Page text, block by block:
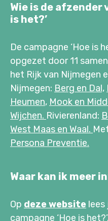
Wie is de afzender
is het?’
De campagne ‘Hoe is
opgezet door 11
het Rijk van Nijmegen
Nijmegen: Berg en Dal,
Heumen, Mook en
Wijchen. Rivierenland:
West Maas en Waal.
Persona Preventie.
Waar kan ik meer
Op deze website lees
campagne ‘Hoe is het?’.